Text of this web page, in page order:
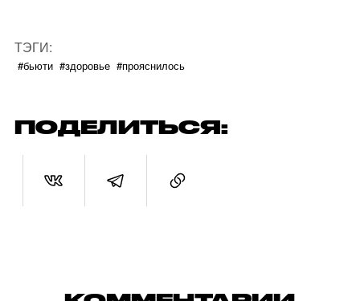
ТЭГИ:
#бьюти #здоровье #прояснилось
ПОДЕЛИТЬСЯ: